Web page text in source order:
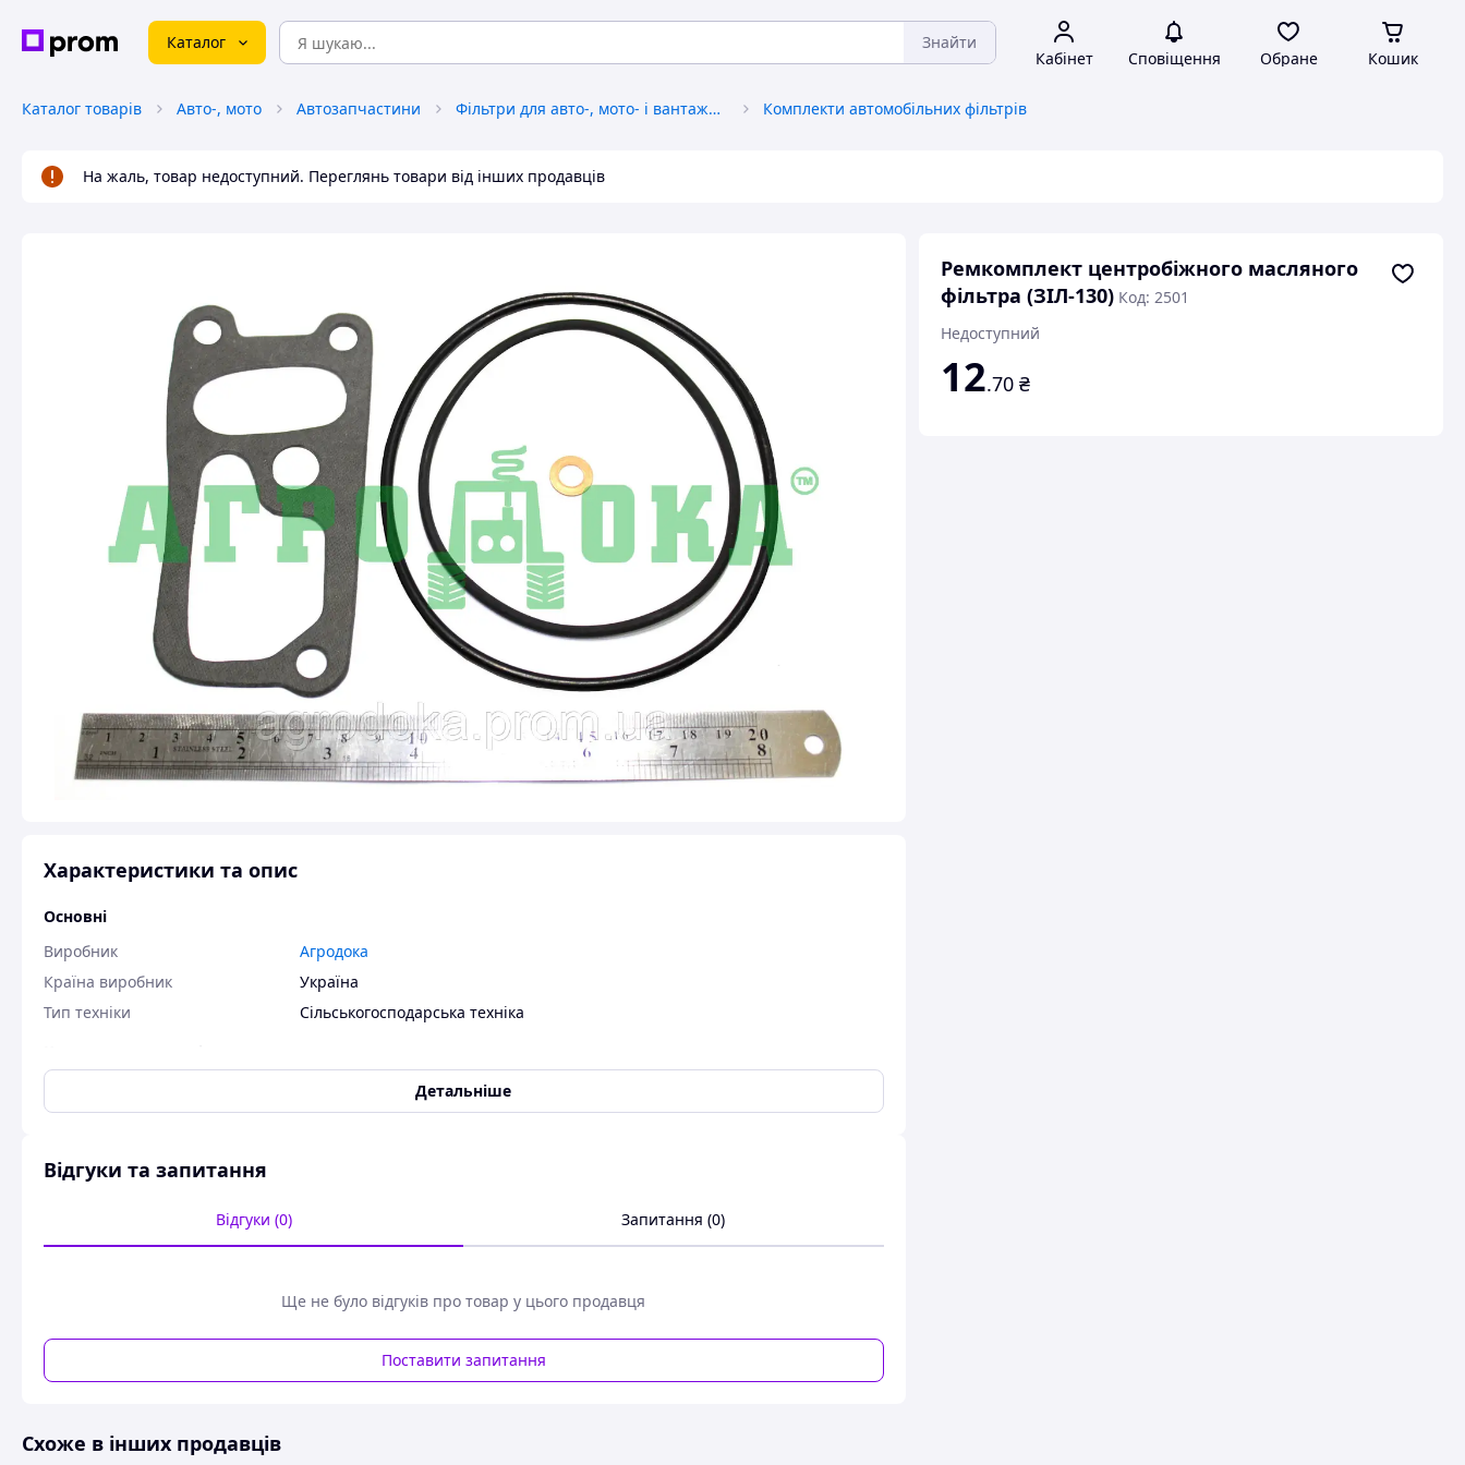
Каталог Знайти
Кабінет Сповіщення Обране Кошик
Каталог товарів Авто-, мото Автозапчастини Фільтри для авто-, мото- і вантажної техніки Комплекти автомобільних фільтрів
На жаль, товар недоступний. Переглянь товари від інших продавців
Ремкомплект центробіжного масляного
фільтра (ЗІЛ-130) Код: 2501
Недоступний
12.70 ₴
Характеристики та опис
Основні
Виробник
Агродока
Країна виробник
Україна
Тип техніки
Сільськогосподарська техніка
У комплекті присутні всі необхідні запчастини для якісного ремонту центробіжного масляного фільтра ЗІЛ.
одиниць вузлів і агрегатів тракторів.
Детальніше
Відгуки та запитання
Відгуки (0) Запитання (0)
Ще не було відгуків про товар у цього продавця
Поставити запитання
Схоже в інших продавців